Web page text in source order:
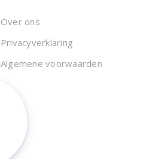
Over ons
Privacyverklaring
Algemene voorwaarden